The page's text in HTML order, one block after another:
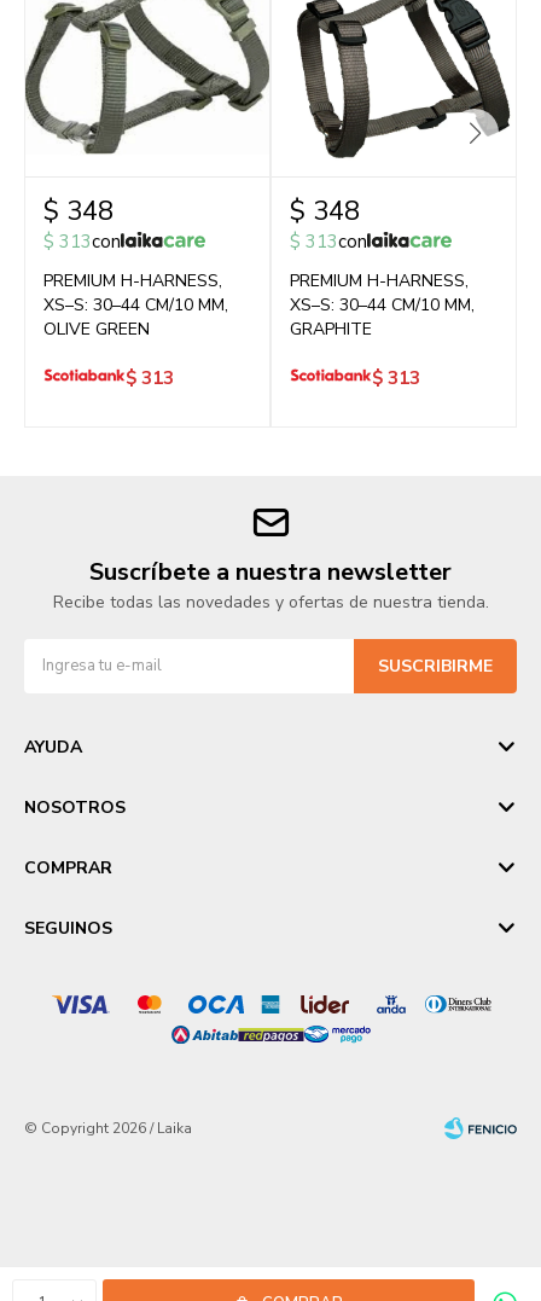
$ 348
$ 313con
PREMIUM H-HARNESS,
XS–S: 30–44 CM/10 MM,
OLIVE GREEN
$ 313
$ 348
$ 313con
PREMIUM H-HARNESS,
XS–S: 30–44 CM/10 MM,
GRAPHITE
$ 313
Suscríbete a nuestra newsletter
Recibe todas las novedades y ofertas de nuestra tienda.
SUSCRIBIRME
AYUDA
NOSOTROS
COMPRAR
SEGUINOS
© Copyright 2026 / Laika